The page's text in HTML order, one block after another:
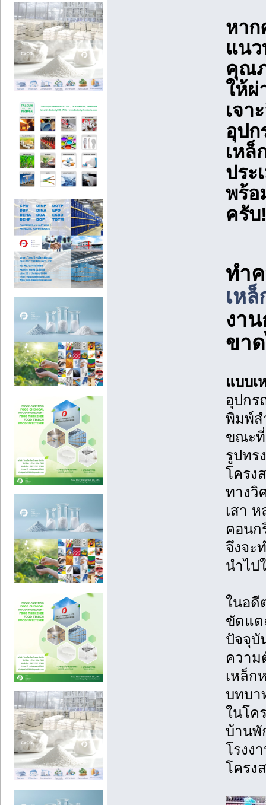
หาก
แน
คุณ
ให้ผ่
เจา
อุป
เหล็
ประ
พร้อ
ครับ
ทำ
เหล็
งา
ขา
แบบเ
อุปกร
พิมพ์ส
ขณะที่
รูปทร
โครง
ทางวิ
เสา
คอนก
จึงจะ
นำไป
ในอดี
ขัดแต
ปัจจุบั
ความ
เหล็ก
บทบา
ในโค
บ้านพั
โรงง
โครง